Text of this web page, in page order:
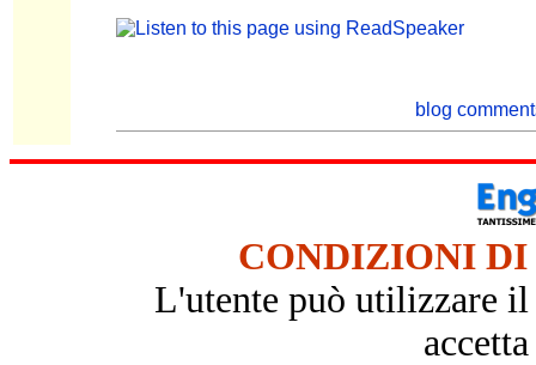
blog
CONDIZIONI DI
L'utente può utilizzare il